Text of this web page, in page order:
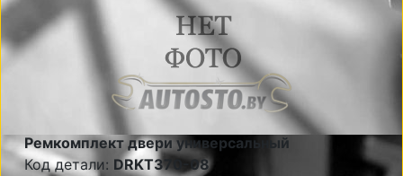
Ремкомплект двери универсальный
Код детали: DRKT370-08